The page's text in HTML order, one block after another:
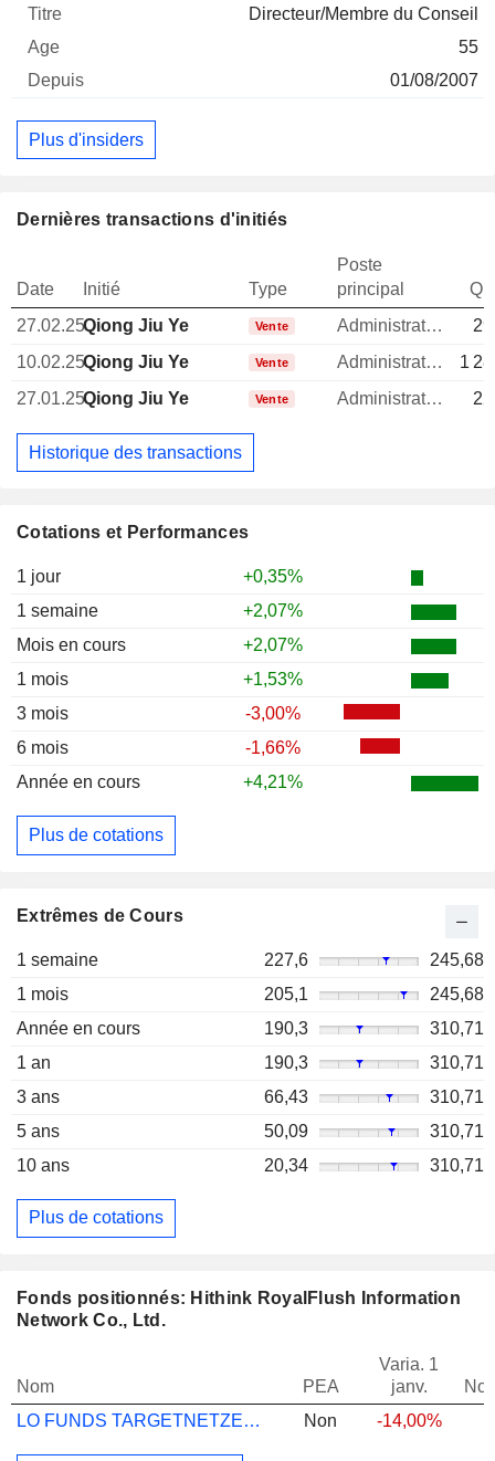
Cotations et Performances
1 jour
+0,35%
1 semaine
+2,07%
Mois en cours
+2,07%
1 mois
+1,53%
3 mois
-3,00%
6 mois
-1,66%
Année en cours
+4,21%
Plus de cotations
Extrêmes de Cours
1 semaine 227,6
245,68
1 mois
205,1
245,68
Année en cours
190,3
310,71
1 an
190,3
310,71
3 ans
66,43
310,71
5 ans
50,09
310,71
10 ans
20,34 310,71
Plus de cotations
Directeur/Membre du Conseil
55
01/08/2007
Plus d'insiders
Dernières transactions d'initiés
Date Initié Type
Poste
principal
27.02.25Qiong Jiu Ye Vente Administrateur
10.02.25Qiong Jiu Ye Vente Administrateur
1
27.01.25Qiong Jiu Ye Vente Administrateur
Historique des transactions
Fonds positionnés: Hithink RoyalFlush Information
Network Co., Ltd.
Nom PEA
Varia. 1
janv.
LO FUNDS TARGETNETZERO EM EQ USD MA
Non -14,00%